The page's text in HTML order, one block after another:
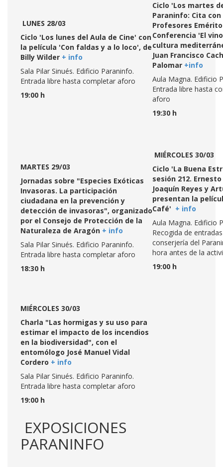
LUNES 28/03
Ciclo 'Los lunes del Aula de Cine' con
la película 'Con faldas y a lo loco', de
Billy Wilder + info
Sala Pilar Sinués. Edificio Paraninfo.
Entrada libre hasta completar aforo
19:00 h
Ciclo 'Los martes
Paraninfo: Cita con
Profesores
Conferencia 'El
cultura
Juan Francisco
Palomar +info
Aula Magna. Edificio
Entrada libre hasta
aforo
19:30 h
MARTES 29/03
Jornadas sobre "Especies Exóticas
Invasoras. La participación
ciudadana en la prevención y
detección de invasoras", organizado
por el Consejo de Protección de la
Naturaleza de Aragón + info
Sala Pilar Sinués. Edificio Paraninfo.
Entrada libre hasta completar aforo
18:30 h
MIÉRCOLES 30/03
Ciclo 'La Buena
sesión 212.
Joaquín Reyes y
presentan la
Café' + info
Aula Magna. Edificio
Recogida de
conserjería del
hora antes de la
19:00 h
MIÉRCOLES 30/03
Charla "Las hormigas y su uso para
estimar el impacto de los incendios
en la biodiversidad", con el
entomólogo José Manuel Vidal
Cordero + info
Sala Pilar Sinués. Edificio Paraninfo.
Entrada libre hasta completar aforo
19:00 h
EXPOSICIONES
PARANINFO